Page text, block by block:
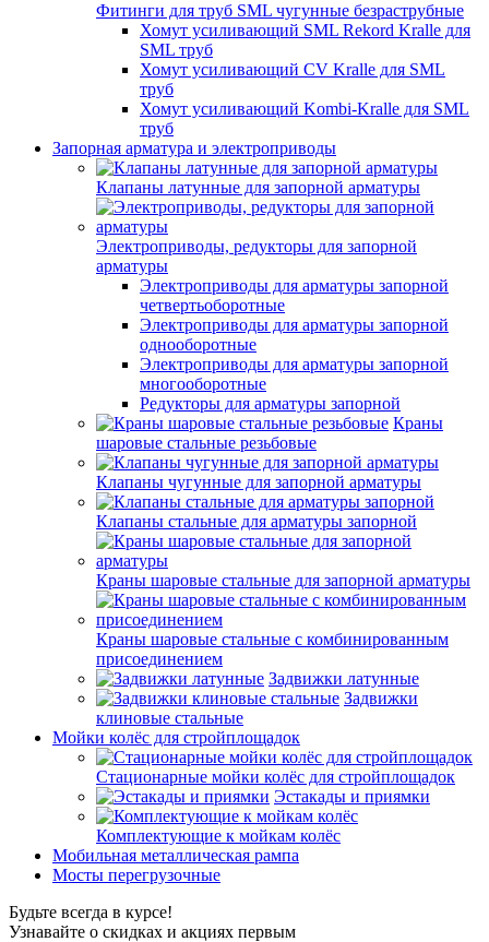
Фитинги для труб SML чугунные безраструбные
Хомут усиливающий SML Rekord Kralle для
SML труб
Хомут усиливающий CV Kralle для SML
труб
Хомут усиливающий Kombi-Kralle для SML
труб
Запорная арматура и электроприводы
Клапаны латунные для запорной арматуры
Электроприводы, редукторы для запорной
арматуры
Электроприводы для арматуры запорной
четвертьоборотные
Электроприводы для арматуры запорной
однооборотные
Электроприводы для арматуры запорной
многооборотные
Редукторы для арматуры запорной
Краны
шаровые стальные резьбовые
Клапаны чугунные для запорной арматуры
Клапаны стальные для арматуры запорной
Краны шаровые стальные для запорной арматуры
Краны шаровые стальные с комбинированным
присоединением
Задвижки латунные
Задвижки
клиновые стальные
Мойки колёс для стройплощадок
Стационарные мойки колёс для стройплощадок
Эстакады и приямки
Комплектующие к мойкам колёс
Мобильная металлическая рампа
Мосты перегрузочные
Будьте всегда в курсе!
Узнавайте о скидках и акциях первым